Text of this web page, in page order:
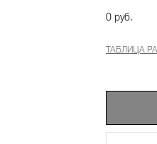
0 руб.
ТАБЛИЦА